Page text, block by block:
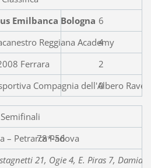
Emilbanca Bologna 6
Reggiana Academy
4
Ferrara
2
Compagnia dell'Albero
0
Semifinali
78*-56
21, Ogie 4, E. Piras 7,